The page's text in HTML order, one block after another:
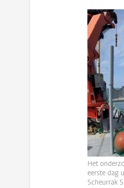
Het
eerste dag
Scheurrak